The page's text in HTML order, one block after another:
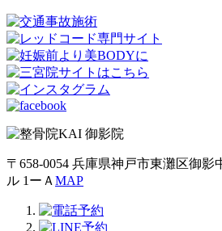
〒658-0054 兵庫県神戸市東灘区御
ル 1ーＡMAP